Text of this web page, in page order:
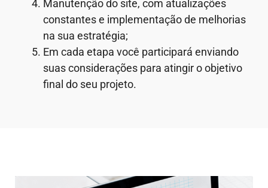
Manutenção do site, com atualizações
constantes e implementação de melhorias
na sua estratégia;
Em cada etapa você participará enviando
suas considerações para atingir o objetivo
final do seu projeto.